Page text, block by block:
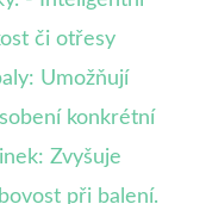
či otřesy
Umožňují
konkrétní
Zvyšuje
při balení.